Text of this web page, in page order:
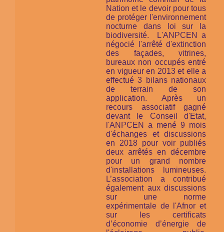
Nation et le devoir pour tous
de protéger l'environnement
nocturne dans loi sur la
biodiversité.
L'ANPCEN a
négocié l'arrêté d'extinction
des façades, vitrines,
bureaux non occupés entré
en vigueur en 2013 et elle a
effectué 3 bilans nationaux
de terrain de son
application. Après un
recours associatif gagné
devant le Conseil d'Etat,
l'ANPCEN a mené 9 mois
d'échanges et discussions
en 2018 pour voir publiés
deux arrêtés en décembre
pour un grand nombre
d'installations lumineuses.
L’association a contribué
également aux discussions
sur une norme
expérimentale de l'Afnor et
sur les certificats
d’économie d’énergie de